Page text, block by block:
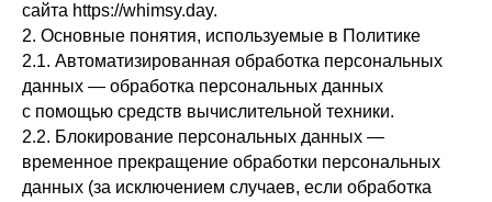
сайта https://whimsy.day.
2. Основные понятия, используемые в Политике
2.1. Автоматизированная обработка персональных
данных — обработка персональных данных
с помощью средств вычислительной техники.
2.2. Блокирование персональных данных —
временное прекращение обработки персональных
данных (за исключением случаев, если обработка